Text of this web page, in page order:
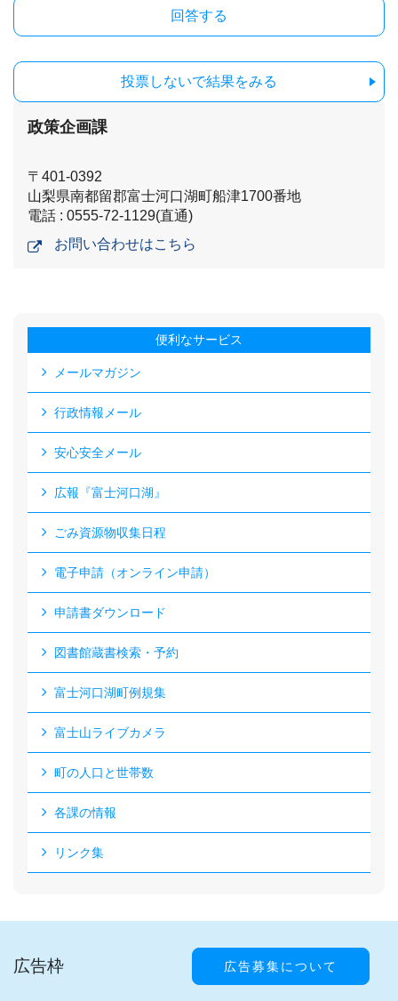
投票しないで結果をみる
政策企画課
〒401-0392
山梨県南都留郡富士河口湖町船津1700番地
電話 : 0555-72-1129(直通)
お問い合わせはこちら
便利なサービス
メールマガジン
行政情報メール
安心安全メール
広報『富士河口湖』
ごみ資源物収集日程
電子申請（オンライン申請）
申請書ダウンロード
図書館蔵書検索・予約
富士河口湖町例規集
富士山ライブカメラ
町の人口と世帯数
各課の情報
リンク集
広告枠 広告募集について